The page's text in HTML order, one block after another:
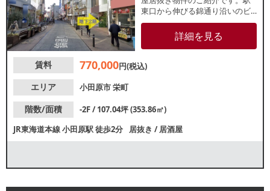
東口から伸びる錦通り沿いのビ
ル地下2階店舗！飲食店をはじめ
多数店舗が軒を連ねており、昼
夜問わず集客が期待できるエリ
問合せください。
詳細を見る
賃料 770,000円(税込)
エリア
小田原市栄町
階数/面積
-2F / 107.04坪 (353.86㎡)
JR東海道本線小田原駅徒歩2分 居抜き /居酒屋